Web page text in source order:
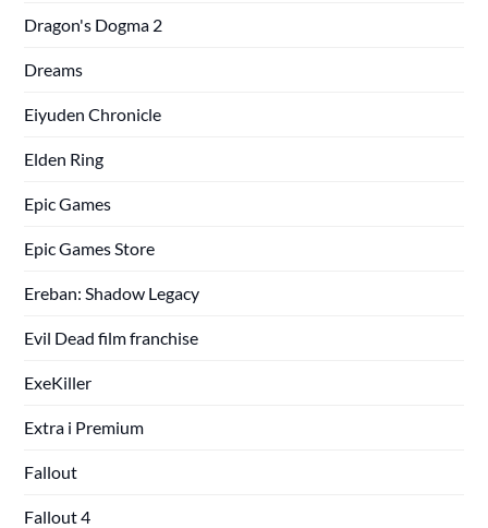
Dragon's Dogma 2
Dreams
Eiyuden Chronicle
Elden Ring
Epic Games
Epic Games Store
Ereban: Shadow Legacy
Evil Dead film franchise
ExeKiller
Extra i Premium
Fallout
Fallout 4